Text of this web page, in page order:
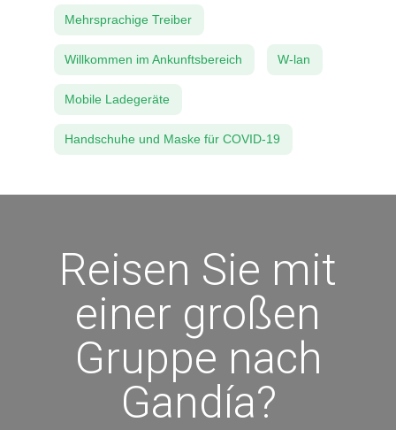
Mehrsprachige Treiber
Willkommen im Ankunftsbereich W-lan
Mobile Ladegeräte
Handschuhe und Maske für COVID-19
Reisen Sie mit
einer großen
Gruppe nach
Gandía?